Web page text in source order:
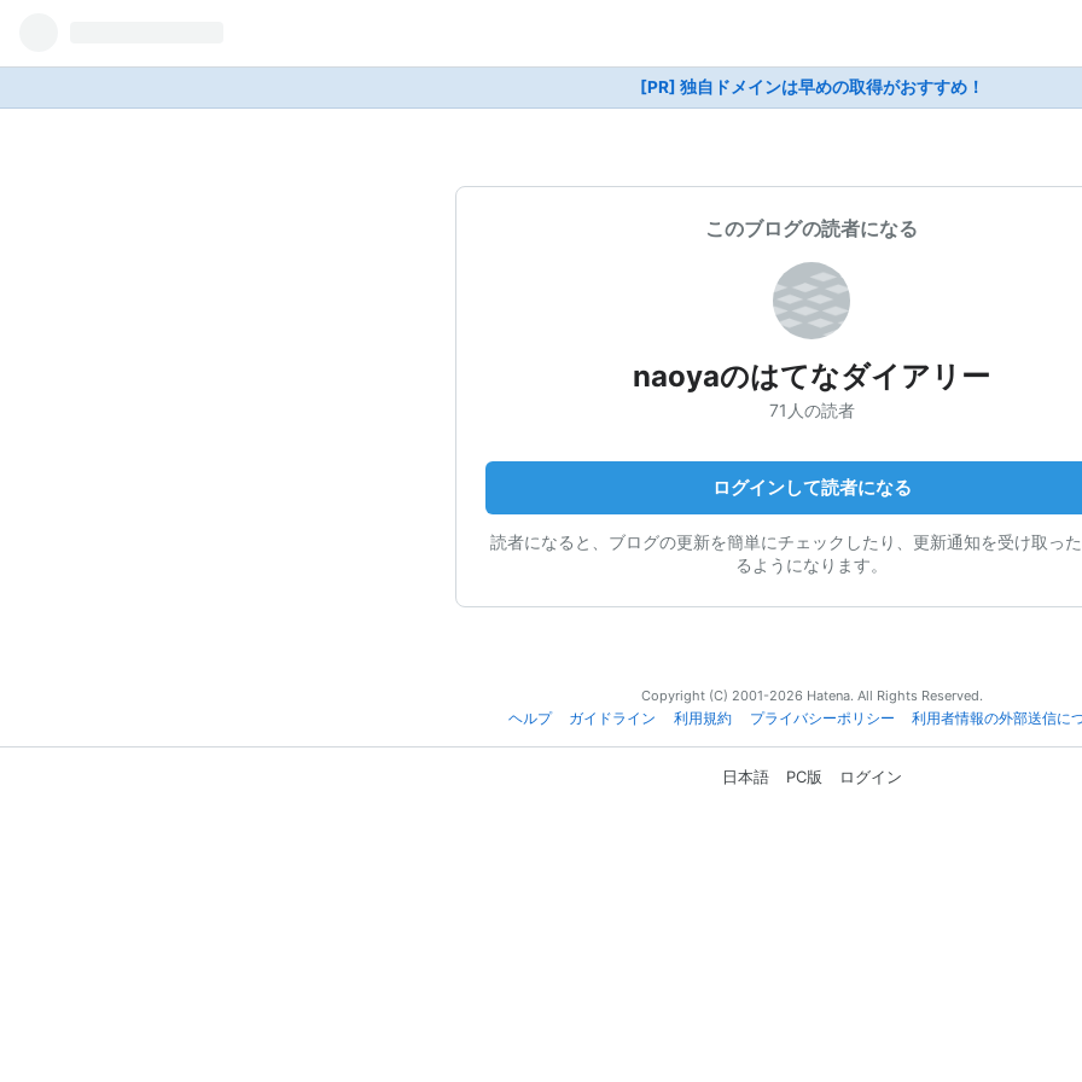
[PR] 独自ドメインは早めの取得がおすすめ！
このブログの読者になる
naoyaのはてなダイアリー
71人の読者
ログインして読者になる
読者になると、ブログの更新を簡単にチェックしたり、更新通知を受け取っ
るようになります。
Copyright (C) 2001-2026 Hatena. All Rights Reserved.
ヘルプ
ガイドライン 利用規約 プライバシーポリシー 利用者情報の外部送信に
日本語 PC版 ログイン